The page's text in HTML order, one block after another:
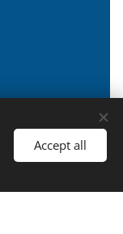
Accept all